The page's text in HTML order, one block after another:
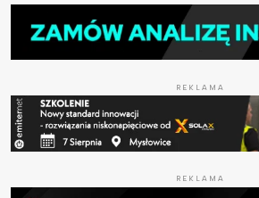
REKLAMA
REKLAMA